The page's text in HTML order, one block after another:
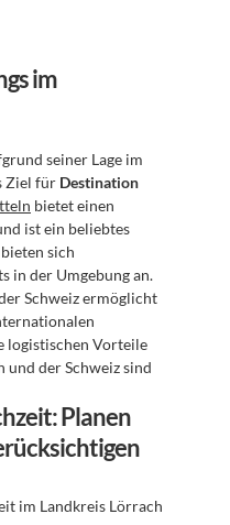
im
seiner Lage im
Ziel für Destination
bietet einen
ist ein beliebtes
sich
in der Umgebung an.
Schweiz ermöglicht
logistischen Vorteile
und der Schweiz sind
Planen
im Landkreis Lörrach